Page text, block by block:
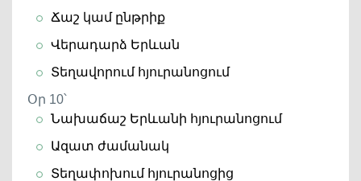
Ճաշ կամ ընթրիք
Վերադարձ Երևան
Տեղավորում հյուրանոցում
Օր 10՝
Նախաճաշ Երևանի հյուրանոցում
Ազատ ժամանակ
Տեղափոխում հյուրանոցից